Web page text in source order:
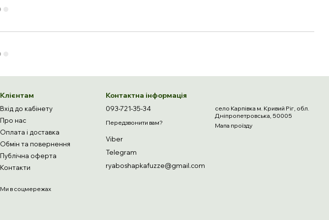
Клієнтам
Вхід до кабінету
Про нас
Оплата і доставка
Обмін та повернення
Публічна оферта
Контакти
Ми в соцмережах
Контактна інформація
093-721-35-34
Передзвонити вам?
Viber
Telegram
ryaboshapkafuzze@gmail.com
село Карпівка м. Кривий Ріг, обл.
Дніпропетровська, 50005
Мапа проїзду